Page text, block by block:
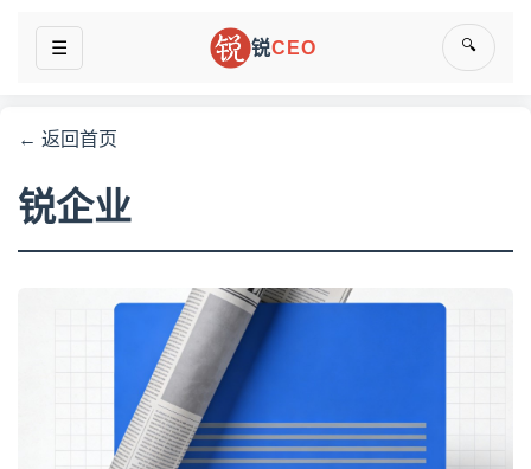
☰ 锐CEO 🔍
← 返回首页
锐企业